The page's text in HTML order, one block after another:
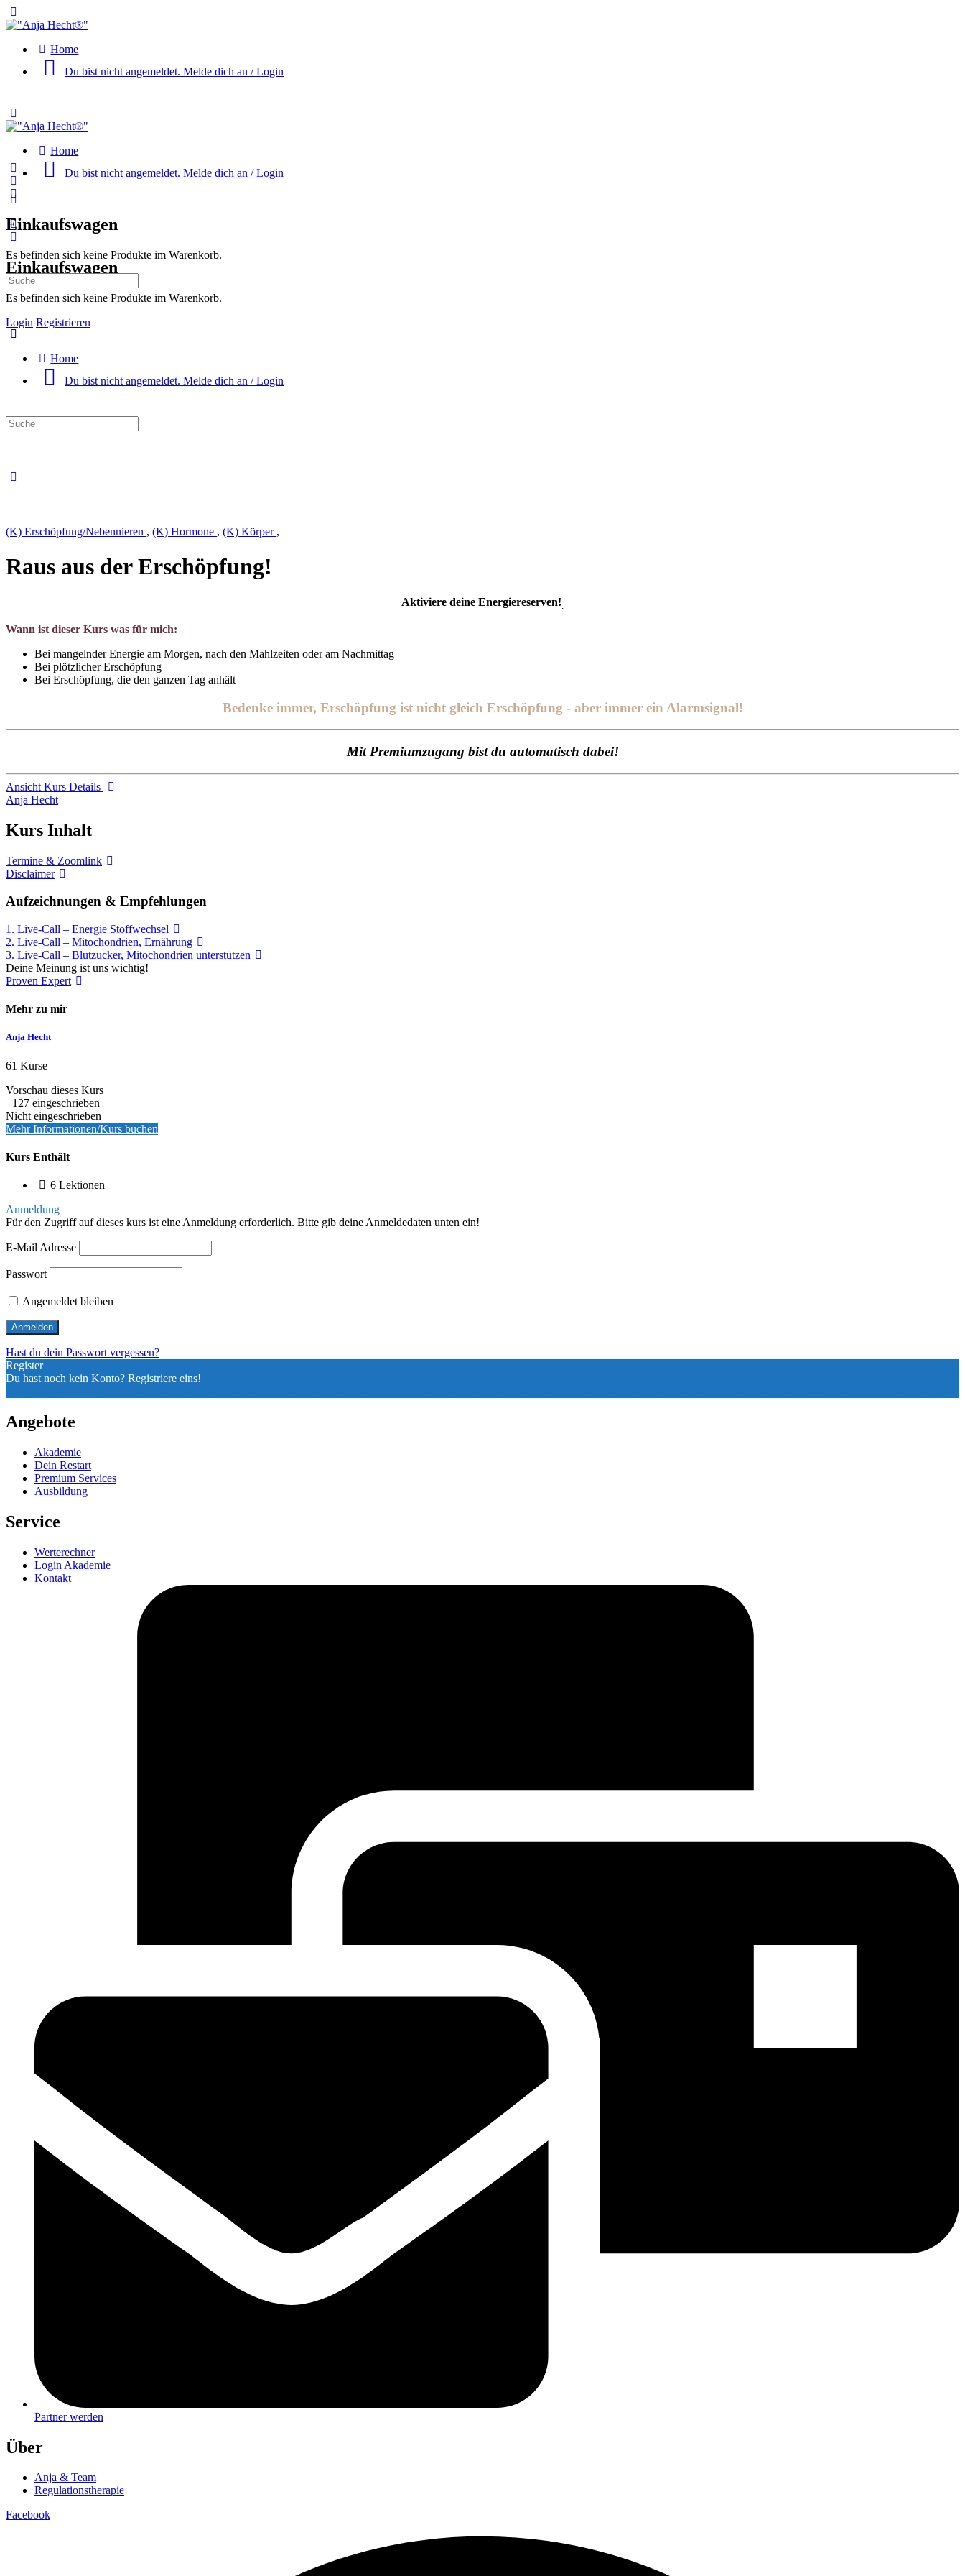
Side
Home
Du bist nicht angemeldet. Melde dich an / Login
Side
Home
Du bist nicht angemeldet. Melde dich an / Login
Einkaufswagen
Es befinden sich keine Produkte im Warenkorb.
Login Registrieren
Einkaufswagen
Es befinden sich keine Produkte im Warenkorb.
Suche
nach:
Home
Du bist nicht angemeldet. Melde dich an / Login
Suche
nach:
(K) Erschöpfung/Nebennieren , (K) Hormone , (K) Körper ,
Raus aus der Erschöpfung!
Aktiviere deine Energiereserven!
Wann ist dieser Kurs was für mich:
Bei mangelnder Energie am Morgen, nach den Mahlzeiten oder am Nachmittag
Bei plötzlicher Erschöpfung
Bei Erschöpfung, die den ganzen Tag anhält
Bedenke immer, Erschöpfung ist nicht gleich Erschöpfung - aber immer ein Alarmsignal!
Mit Premiumzugang bist du automatisch dabei!
Ansicht Kurs Details
Anja Hecht
Kurs Inhalt
Termine & Zoomlink
Disclaimer
Aufzeichnungen & Empfehlungen
1. Live-Call – Energie Stoffwechsel
2. Live-Call – Mitochondrien, Ernährung
3. Live-Call – Blutzucker, Mitochondrien unterstützen
Deine Meinung ist uns wichtig!
Proven Expert
Mehr zu mir
Anja Hecht
61 Kurse
Vorschau dieses Kurs
+127 eingeschrieben
Nicht eingeschrieben
Mehr Informationen/Kurs buchen
Kurs Enthält
6 Lektionen
Anmeldung
Für den Zugriff auf dieses kurs ist eine Anmeldung erforderlich. Bitte gib deine Anmeldedaten unten ein!
E-Mail Adresse
Passwort
Angemeldet bleiben
Hast du dein Passwort vergessen?
Register
Du hast noch kein Konto? Registriere eins!
Angebote
Akademie
Dein Restart
Premium Services
Ausbildung
Service
Werterechner
Login Akademie
Kontakt
Partner werden
Über
Anja & Team
Regulationstherapie
Facebook